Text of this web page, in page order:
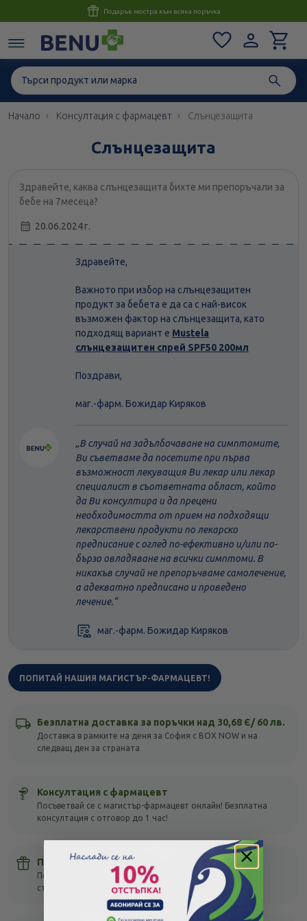
Консултация с магистър-фармацевт до 1 час
Начало Консултация с фармацевт Слънцезащита
Слънцезащита
Здравейте, каква слънцезащита бихте ми препоръчали за
бебе на 7месеца?
20.06.2024 г.
Здравейте,
Важното при избор на слънцезащитен
продукт за бебета е да са с най-висок
възможен фактор на слънцезащита, като
подходящ вариант е Mustela
слънцезащитен спрей SPF50 200мл
Поздрави,
маг.-фарм. Божидар Киряков
В случай на задълбочаване на симптомите,
Ви съветваме да посетите при първа
възможност лекуващия Ви лекар или лекар
специалист в съответната област, който
да Ви консултира и да прецени
необходимостта от прием на подходящи
лекарствени продукти по лекарско
предписание с оглед по-ефективно и/или по-
бързо овладяване на всички симптоми. В
никакъв случай не препоръчваме самолечение,
а адекватно предписано и проведено
лечение.
маг.-фарм. Божидар Киряков
ПОПИТАЙ НАШИЯ МАГИСТЪР-ФАРМАЦЕВТ!
Безплатна доставка за поръчки над 30,68 Є/ 60 лв.
Доставка в рамките на деня за София с BOX NOW и на
следващ ден за страната
Консултация с фармацевт
Посъветвай се с магистър-фармацевт онлайн! Безплатна
консултация с отговор до 1 час!
Подарък мостра с всяка поръчка
Получи подарък с всяка своя покупка, без оглед на
стойността – тествай различни продукти!